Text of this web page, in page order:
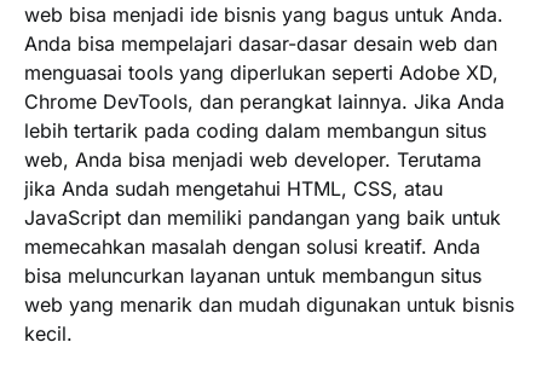
web bisa menjadi ide bisnis yang bagus untuk Anda.
Anda bisa mempelajari dasar-dasar desain web dan
menguasai tools yang diperlukan seperti Adobe XD,
Chrome DevTools, dan perangkat lainnya. Jika Anda
lebih tertarik pada coding dalam membangun situs
web, Anda bisa menjadi web developer. Terutama
jika Anda sudah mengetahui HTML, CSS, atau
JavaScript dan memiliki pandangan yang baik untuk
memecahkan masalah dengan solusi kreatif. Anda
bisa meluncurkan layanan untuk membangun situs
web yang menarik dan mudah digunakan untuk bisnis
kecil.